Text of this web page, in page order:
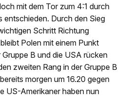
mit dem Tor zum 4:1 durch
entschieden. Durch den Sieg
Schritt Richtung
Polen mit einem Punkt
B und die USA rücken
zweiten Rang in der Gruppe B
morgen um 16.20 gegen
US-Amerikaner haben nun